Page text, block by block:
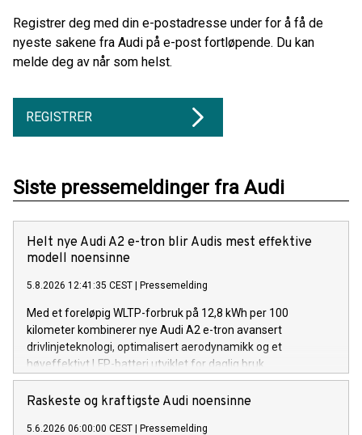
Registrer deg med din e-postadresse under for å få de
nyeste sakene fra Audi på e-post fortløpende. Du kan
melde deg av når som helst.
REGISTRER
Siste pressemeldinger fra Audi
Helt nye Audi A2 e-tron blir Audis mest effektive
modell noensinne
5.8.2026 12:41:35 CEST | Pressemelding
Med et foreløpig WLTP-forbruk på 12,8 kWh per 100
kilometer kombinerer nye Audi A2 e-tron avansert
drivlinjeteknologi, optimalisert aerodynamikk og et
høyeffektivt LFP-batteri utviklet for daglig bruk.
Raskeste og kraftigste Audi noensinne
5.6.2026 06:00:00 CEST | Pressemelding